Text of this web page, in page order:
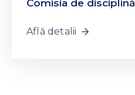
Comisia de disciplină
Află detalii